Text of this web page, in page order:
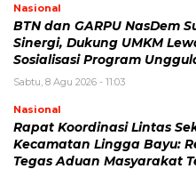
Nasional
BTN dan GARPU NasDem
Sinergi, Dukung UMKM
Sosialisasi Program
Sabtu, 8 Agu 2026 - 11:03
Nasional
Rapat Koordinasi Lintas
Kecamatan Lingga Bayu:
Tegas Aduan Masyarakat